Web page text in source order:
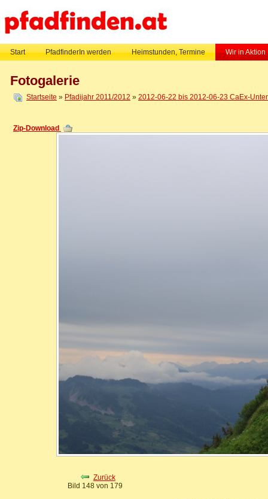
Start PfadfinderIn werden Heimstunden, Termine Wir in Aktion
Fotogalerie
Startseite » Pfadijahr 2011/2012 » 2012-06-22 bis 2012-06-23 CaEx-
Zip-Download
Zurück
Bild 148 von 179